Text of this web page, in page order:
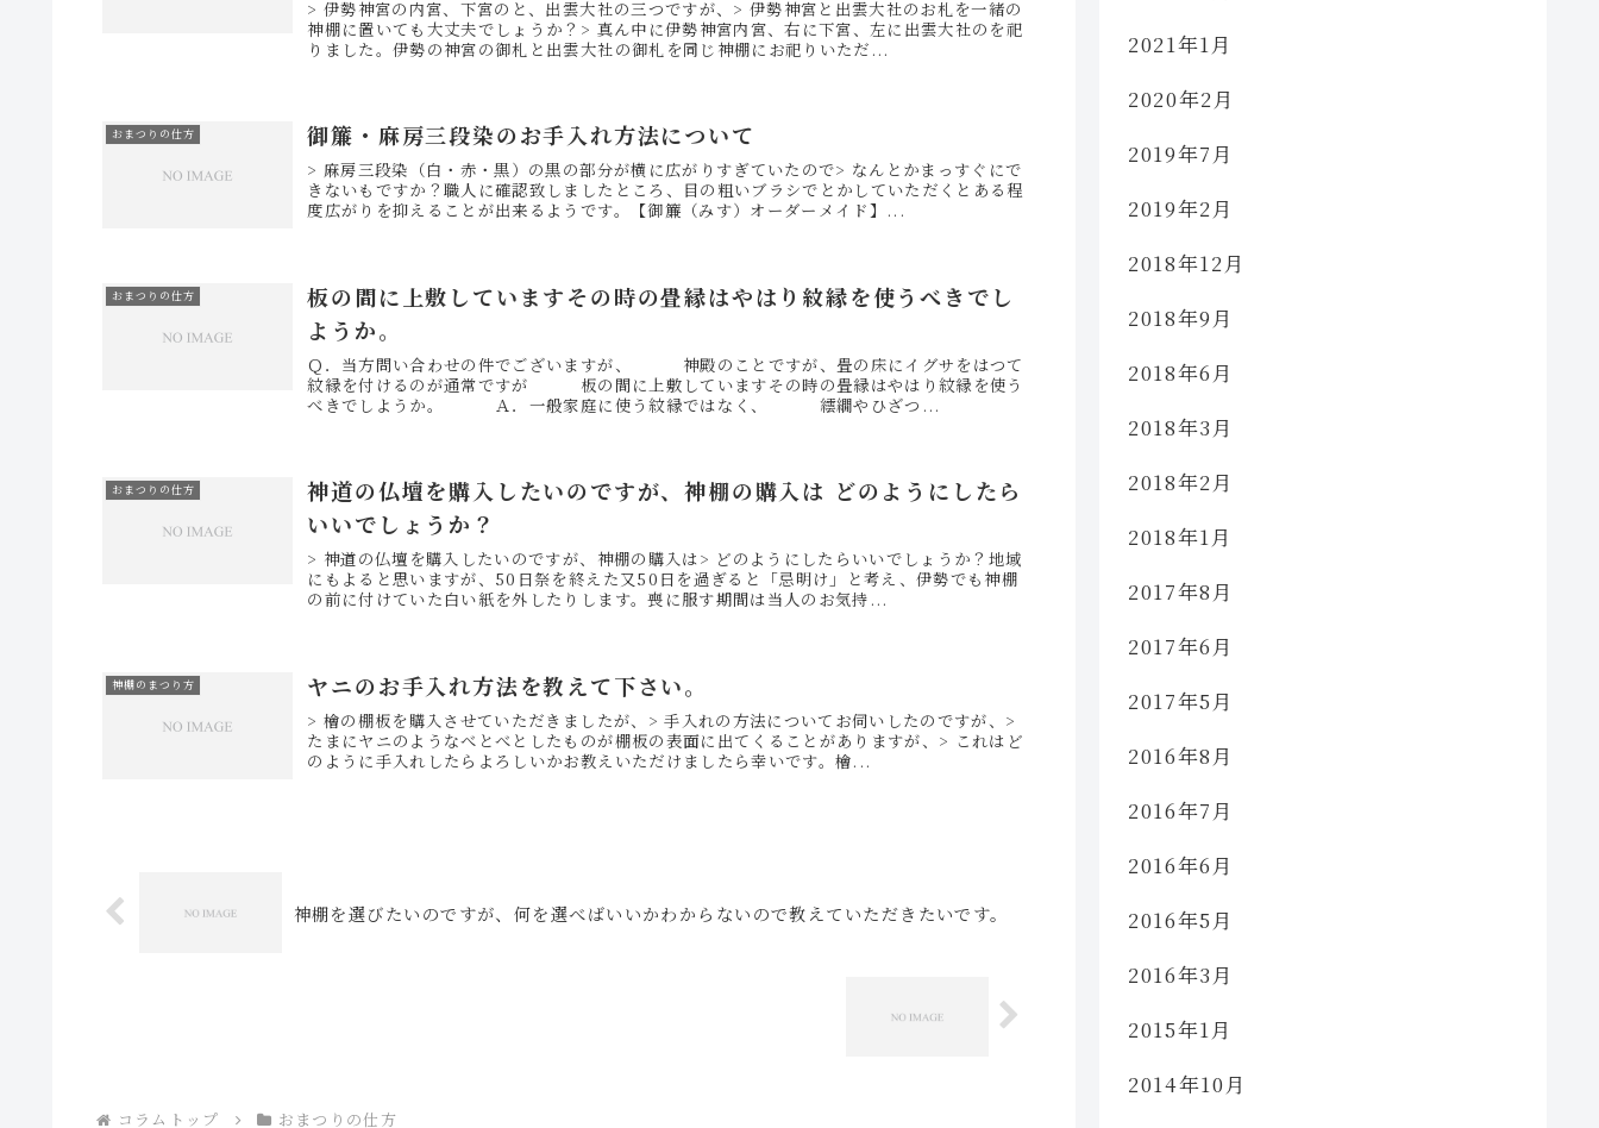
> 伊勢神宮の内宮、下宮のと、出雲大社の三つですが、> 伊勢神宮と出雲大社のお札を一緒の
神棚に置いても大丈夫でしょうか？> 真ん中に伊勢神宮内宮、右に下宮、左に出雲大社のを祀
りました。伊勢の神宮の御札と出雲大社の御札を同じ神棚にお祀りいただ...
おまつりの仕方 御簾・麻房三段染のお手入れ方法について
> 麻房三段染（白・赤・黒）の黒の部分が横に広がりすぎていたので> なんとかまっすぐにで
きないもですか？職人に確認致しましたところ、目の粗いブラシでとかしていただくとある程
度広がりを抑えることが出来るようです。【御簾（みす）オーダーメイド】...
おまつりの仕方
板の間に上敷していますその時の畳縁はやはり紋縁を使うべきでし
ようか。
Ｑ．当方問い合わせの件でございますが、 神殿のことですが、畳の床にイグサをはつて
紋縁を付けるのが通常ですが 板の間に上敷していますその時の畳縁はやはり紋縁を使う
べきでしようか。 Ａ．一般家庭に使う紋縁ではなく、 繧繝やひざつ...
おまつりの仕方
神道の仏壇を購入したいのですが、神棚の購入は どのようにしたら
いいでしょうか？
> 神道の仏壇を購入したいのですが、神棚の購入は> どのようにしたらいいでしょうか？地域
にもよると思いますが、50日祭を終えた又50日を過ぎると「忌明け」と考え、伊勢でも神棚
の前に付けていた白い紙を外したりします。喪に服す期間は当人のお気持...
神棚のまつり方 ヤニのお手入れ方法を教えて下さい。
> 檜の棚板を購入させていただきましたが、> 手入れの方法についてお伺いしたのですが、>
たまにヤニのようなべとべとしたものが棚板の表面に出てくることがありますが、> これはど
のように手入れしたらよろしいかお教えいただけましたら幸いです。檜...
神棚を選びたいのですが、何を選べばいいかわからないので教えていただきたいです。
コラムトップ おまつりの仕方
2021年1月
2020年2月
2019年7月
2019年2月
2018年12月
2018年9月
2018年6月
2018年3月
2018年2月
2018年1月
2017年8月
2017年6月
2017年5月
2016年8月
2016年7月
2016年6月
2016年5月
2016年3月
2015年1月
2014年10月